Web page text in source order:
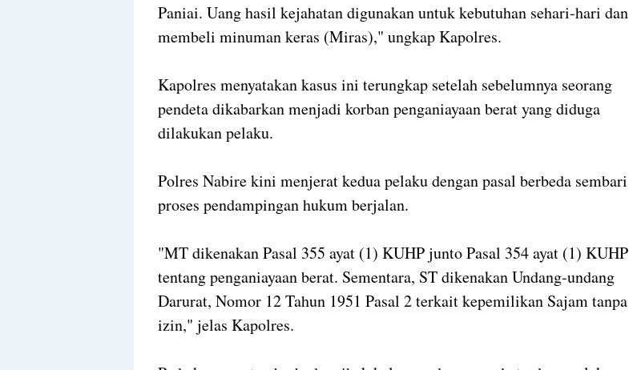
Paniai. Uang hasil kejahatan digunakan untuk kebutuhan sehari-hari dan
membeli minuman keras (Miras)," ungkap Kapolres.
‎Kapolres menyatakan kasus ini terungkap setelah sebelumnya seorang
pendeta dikabarkan menjadi korban penganiayaan berat yang diduga
dilakukan pelaku.
‎Polres Nabire kini menjerat kedua pelaku dengan pasal berbeda sembari
proses pendampingan hukum berjalan.
‎"MT dikenakan Pasal 355 ayat (1) KUHP junto Pasal 354 ayat (1) KUHP
tentang penganiayaan berat. Sementara, ST dikenakan Undang-undang
Darurat, Nomor 12 Tahun 1951 Pasal 2 terkait kepemilikan Sajam tanpa
izin," jelas Kapolres.